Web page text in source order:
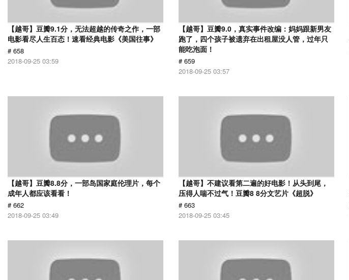
【越哥】豆瓣9.1分，无法超越的传奇之作，一部
电影看尽人生百态！速看经典电影《美国往事》
# 658
2018-09-25 03:59
【越哥】豆瓣9.0，真实事件改编：妈妈跟新男友
跑了，四个孩子被遗弃在出租屋没人管，过年只
能吃泡面！
# 659
2018-09-25 03:57
【越哥】豆瓣8.8分，一部岛国家庭伦理片，每个
成年人都应该看看！
# 662
2018-09-25 03:49
【越哥】不建议看第二遍的好电影！从头到尾，
压得人喘不过气！豆瓣8 8分文艺片《超脱》
# 663
2018-09-25 03:45